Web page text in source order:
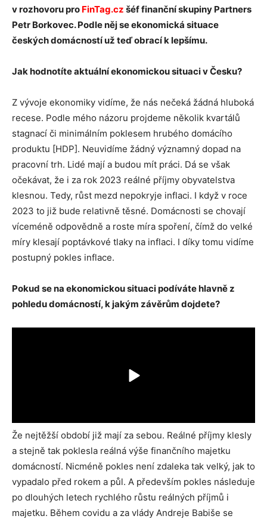
v rozhovoru pro FinTag.cz šéf finanční skupiny Partners
Petr Borkovec. Podle něj se ekonomická situace
českých domácností už teď obrací k lepšímu.
Jak hodnotíte aktuální ekonomickou situaci v Česku?
Z vývoje ekonomiky vidíme, že nás nečeká žádná hluboká
recese. Podle mého názoru projdeme několik kvartálů
stagnací či minimálním poklesem hrubého domácího
produktu [HDP]. Neuvidíme žádný významný dopad na
pracovní trh. Lidé mají a budou mít práci. Dá se však
očekávat, že i za rok 2023 reálné příjmy obyvatelstva
klesnou. Tedy, růst mezd nepokryje inflaci. I když v roce
2023 to již bude relativně těsné. Domácnosti se chovají
víceméně odpovědně a roste míra spoření, čímž do velké
míry klesají poptávkové tlaky na inflaci. I díky tomu vidíme
postupný pokles inflace.
Pokud se na ekonomickou situaci podíváte hlavně z
pohledu domácností, k jakým závěrům dojdete?
Že nejtěžší období již mají za sebou. Reálné příjmy klesly
a stejně tak poklesla reálná výše finančního majetku
domácností. Nicméně pokles není zdaleka tak velký, jak to
vypadalo před rokem a půl. A především pokles následuje
po dlouhých letech rychlého růstu reálných příjmů i
majetku. Během covidu a za vlády Andreje Babiše se